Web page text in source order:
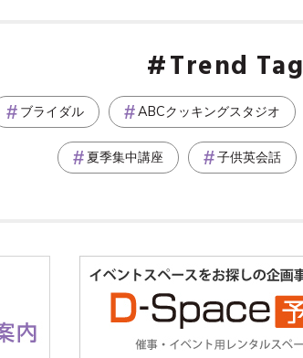
Trend Tag
ブライダル ABCクッキングスタジオ
夏季集中講座 子供英会話